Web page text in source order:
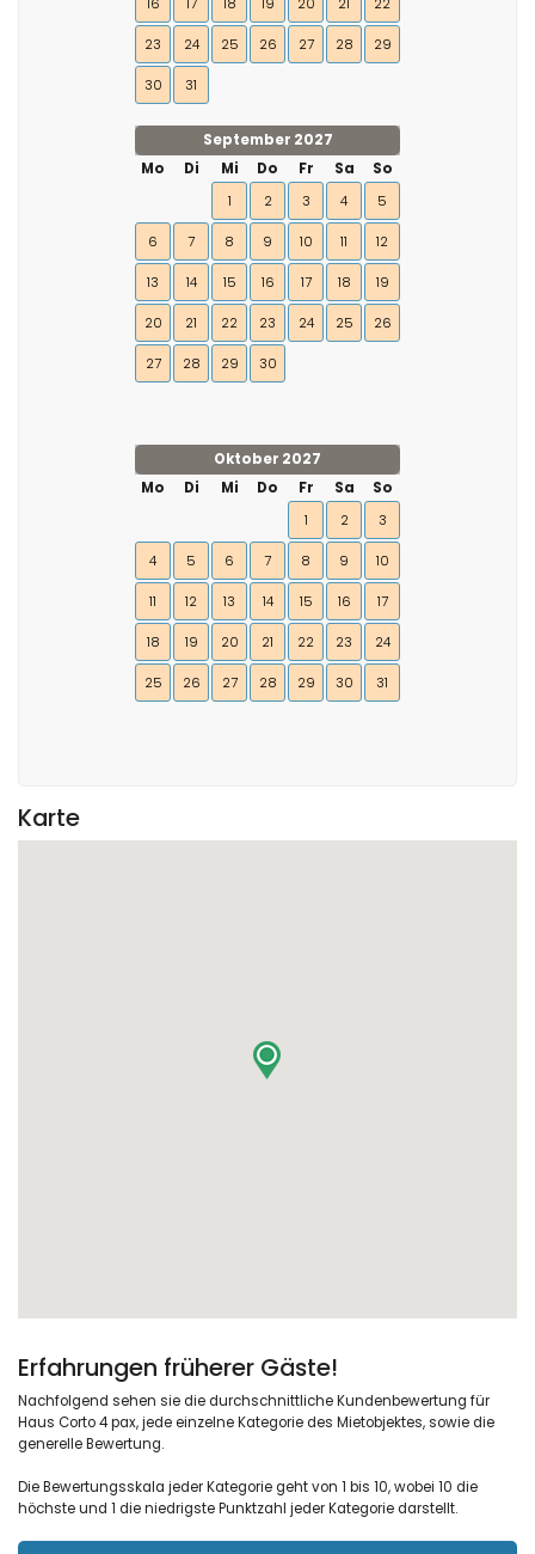
23 24 25 26 27 28 29
30 31
September 2027
Mo
Di Mi Do Fr Sa
So
1
2 3 4 5
6 7 8 9 10 11 12
13 14 15 16 17 18 19
20 21 22 23 24 25 26
27 28 29 30
Oktober 2027
Mo
Di Mi Do Fr Sa
So
1
2 3
4 5 6 7 8 9 10
11 12 13 14 15 16 17
18 19 20 21 22 23 24
25 26 27 28 29 30 31
Karte
Erfahrungen früherer Gäste!
Nachfolgend sehen sie die durchschnittliche Kundenbewertung für
Haus Corto 4 pax, jede einzelne Kategorie des Mietobjektes, sowie die
generelle Bewertung.
Die Bewertungsskala jeder Kategorie geht von 1 bis 10, wobei 10 die
höchste und 1 die niedrigste Punktzahl jeder Kategorie darstellt.